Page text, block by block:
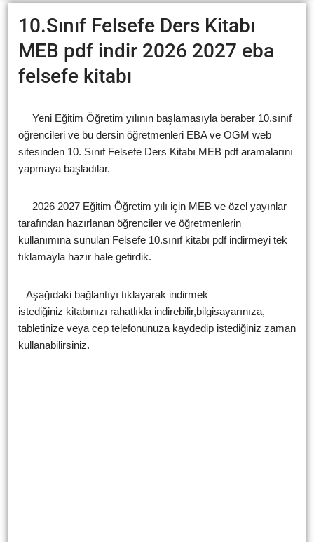
10.Sınıf Felsefe Ders Kitabı
MEB pdf indir 2026 2027 eba
felsefe kitabı
Yeni Eğitim Öğretim yılının başlamasıyla beraber 10.sınıf
öğrencileri ve bu dersin öğretmenleri EBA ve OGM web
sitesinden 10. Sınıf Felsefe Ders Kitabı MEB pdf aramalarını
yapmaya başladılar.
2026 2027 Eğitim Öğretim yılı için MEB ve özel yayınlar
tarafından hazırlanan öğrenciler ve öğretmenlerin
kullanımına sunulan Felsefe 10.sınıf kitabı pdf indirmeyi tek
tıklamayla hazır hale getirdik.
Aşağıdaki bağlantıyı tıklayarak indirmek
istediğiniz kitabınızı rahatlıkla indirebilir,bilgisayarınıza,
tabletinize veya cep telefonunuza kaydedip istediğiniz zaman
kullanabilirsiniz.